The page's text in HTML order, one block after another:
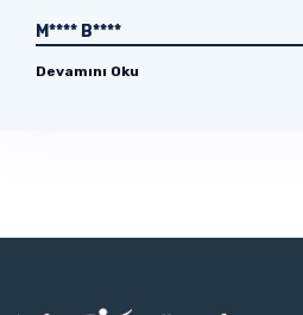
M**** B****
Devamını Oku